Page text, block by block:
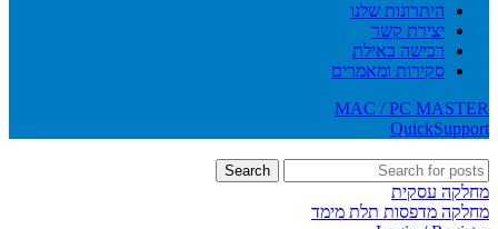
היתרונות שלנו
יצירת קשר
רכישה באילת
סקירות ומאמרים
MAC / PC MASTER
QuickSupport
Search
מחלקה עסקית
מחלקה מדפסות תלת מימד